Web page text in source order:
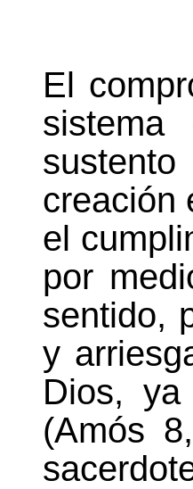
El
sustento
creación
el
por
sentido,
y
Dios,
(Amós